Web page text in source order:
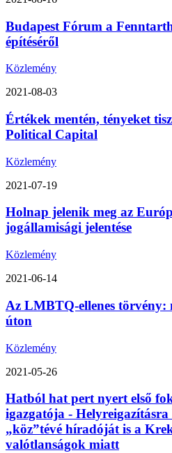
Budapest Fórum a
építéséről
Közlemény
2021-08-03
Értékek mentén, tényeket
Political Capital
Közlemény
2021-07-19
Holnap jelenik meg az
jogállamisági jelentése
Közlemény
2021-06-14
Az LMBTQ-ellenes
úton
Közlemény
2021-05-26
Hatból hat pert nyert első
igazgatója - Helyreigazításra
„köz”tévé híradóját is a
valótlanságok miatt